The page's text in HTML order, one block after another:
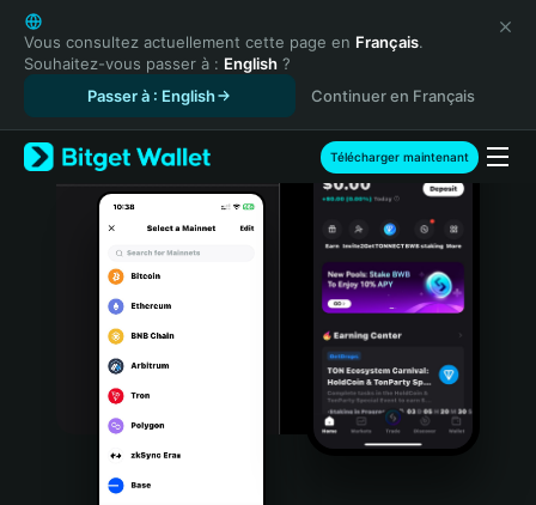
English
日本語
Tiếng Việt
Español (Latinoamérica)
Türkçe
Italiano
Português (Portugal)
Bahasa Indonesia
Vous consultez actuellement cette page en Français.
Souhaitez-vous passer à : English ?
Passer à : English
Continuer en Français
Télécharger maintenant